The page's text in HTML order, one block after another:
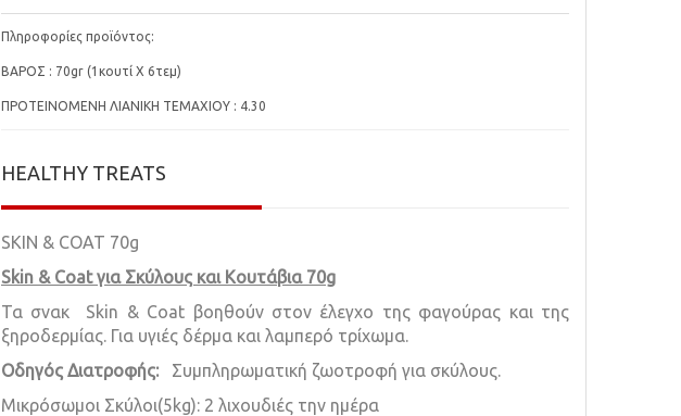
Πληροφορίες προϊόντος:
ΒΑΡΟΣ : 70gr (1κουτί Χ 6τεμ)
ΠΡΟΤΕΙΝΟΜΕΝΗ ΛΙΑΝΙΚΗ ΤΕΜΑΧΙΟΥ : 4.30
HEALTHY TREATS
SKIN & COAT 70g
Skin & Coatγια Σκύλους και Κουτάβια 70g
Τα σνακ Skin & Coat βοηθούν στον έλεγχο της φαγούρας και της
ξηροδερμίας. Για υγιές δέρμα και λαμπερό τρίχωμα.
Οδηγός Διατροφής: Συμπληρωματική ζωοτροφή για σκύλους.
Μικρόσωμοι Σκύλοι(5kg): 2 λιχουδιές την ημέρα